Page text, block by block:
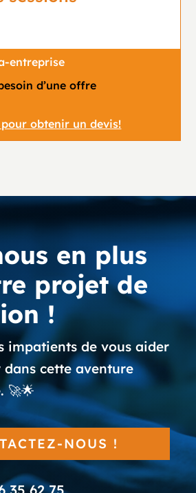
entreprise
d’une offre
obtenir un devis!
en plus
projet de
!
impatients de vous aider
dans cette aventure
🚀🌟
NOUS !